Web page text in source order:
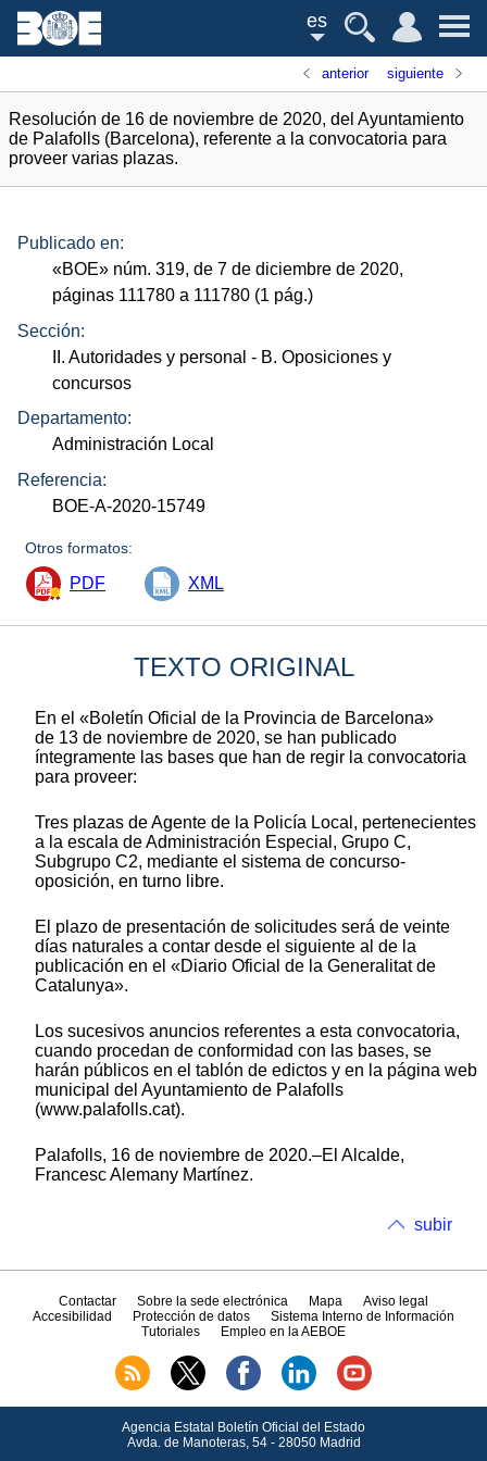
es
anterior siguiente
Resolución de 16 de noviembre de 2020, del Ayuntamiento
de Palafolls (Barcelona), referente a la convocatoria para
proveer varias plazas.
Publicado en:
«BOE» núm. 319, de 7 de diciembre de 2020,
páginas 111780 a 111780 (1 pág.)
Sección:
II. Autoridades y personal - B. Oposiciones y
concursos
Departamento:
Administración Local
Referencia:
BOE-A-2020-15749
Otros formatos:
PDF XML
TEXTO ORIGINAL
En el «Boletín Oficial de la Provincia de Barcelona»
de 13 de noviembre de 2020, se han publicado
íntegramente las bases que han de regir la convocatoria
para proveer:
Tres plazas de Agente de la Policía Local, pertenecientes
a la escala de Administración Especial, Grupo C,
Subgrupo C2, mediante el sistema de concurso-
oposición, en turno libre.
El plazo de presentación de solicitudes será de veinte
días naturales a contar desde el siguiente al de la
publicación en el «Diario Oficial de la Generalitat de
Catalunya».
Los sucesivos anuncios referentes a esta convocatoria,
cuando procedan de conformidad con las bases, se
harán públicos en el tablón de edictos y en la página web
municipal del Ayuntamiento de Palafolls
(www.palafolls.cat).
Palafolls, 16 de noviembre de 2020.–El Alcalde,
Francesc Alemany Martínez.
subir
Contactar Sobre la sede electrónica Mapa
Aviso legal
Accesibilidad
Protección de datos
Sistema Interno de Información
Tutoriales
Empleo en la AEBOE
Agencia Estatal Boletín Oficial del Estado
Avda. de Manoteras, 54 - 28050 Madrid